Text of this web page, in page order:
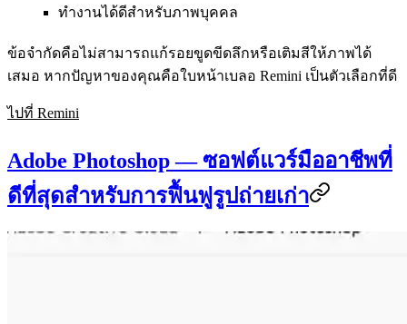
ทำงานได้ดีสำหรับภาพบุคคล
ข้อจำกัดคือไม่สามารถแก้รอยขูดขีดลึกหรือเติมสีให้ภาพได้
เสมอ หากปัญหาของคุณคือใบหน้าเบลอ Remini เป็นตัวเลือกที่ดี
ไปที่ Remini
Adobe Photoshop — ซอฟต์แวร์มืออาชีพที่
ดีที่สุดสำหรับการฟื้นฟูรูปถ่ายเก่า